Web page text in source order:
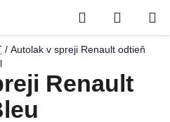
Hľadať
KOŠÍK
/ Autolak v spreji Renault odtieň
Renault